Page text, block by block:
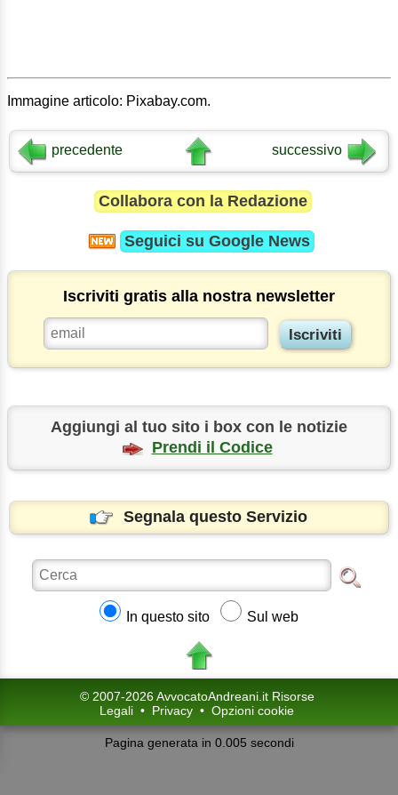
Immagine articolo: Pixabay.com.
precedente successivo
Collabora con la Redazione
Seguici su Google News
Iscriviti gratis alla nostra newsletter
Aggiungi al tuo sito i box con le notizie
Prendi il Codice
Segnala questo Servizio
In questo sito Sul web
© 2007-2026 AvvocatoAndreani.it Risorse
Legali • Privacy • Opzioni cookie
Pagina generata in 0.005 secondi